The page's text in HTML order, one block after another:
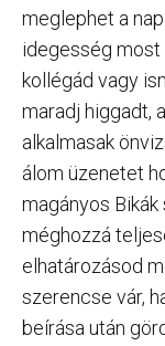
meglephet a
idegesség
kollégád vagy
maradj higgadt,
alkalmasak
álom üzenetet
magányos
méghozzá
elhatározásod
szerencse vár,
beírása után